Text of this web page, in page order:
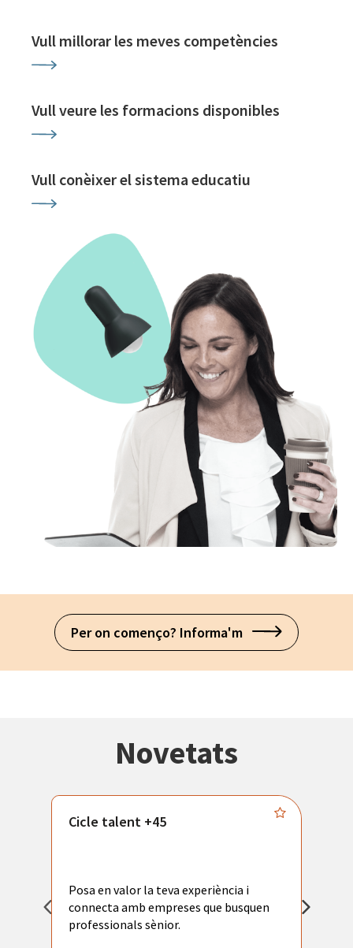
Vull millorar les meves competències
Vull veure les formacions disponibles
Vull conèixer el sistema educatiu
Per on començo? Informa'm
Novetats
Cicle talent +45
Posa en valor la teva experiència i
connecta amb empreses que busquen
professionals sènior.